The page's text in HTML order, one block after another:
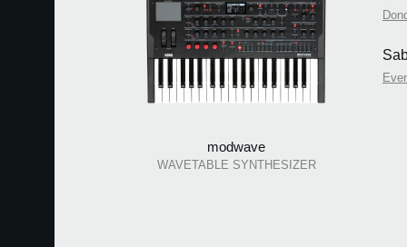
modwave
WAVETABLE SYNTHESIZER